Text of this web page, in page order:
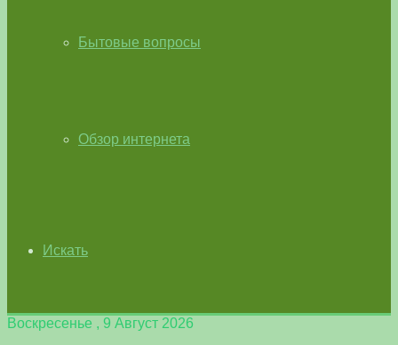
Бытовые вопросы
Обзор интернета
Искать
Воскресенье , 9 Август 2026